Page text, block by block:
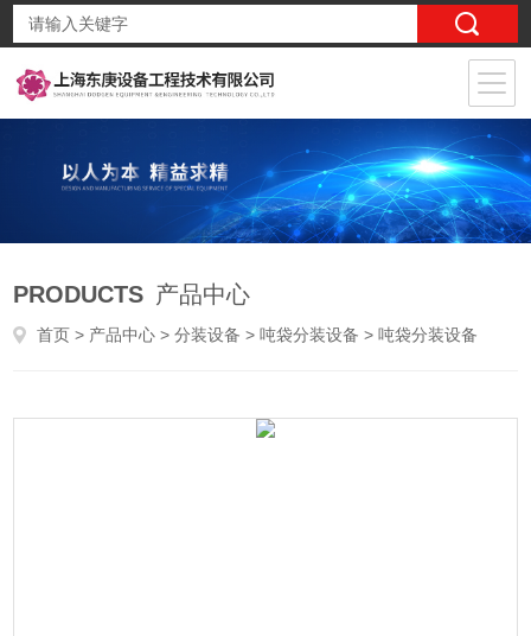
PRODUCTS 产品中心
首页 > 产品中心 >分装设备 >吨袋分装设备 > 吨袋分装设备